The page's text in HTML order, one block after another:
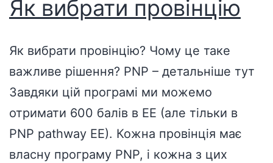
Як вибрати провінцію
Як вибрати провінцію? Чому це таке
важливе рішення? PNP – детальніше тут
Завдяки цій програмі ми можемо
отримати 600 балів в EE (але тільки в
PNP pathway EE). Кожна провінція має
власну програму PNP, і кожна з цих